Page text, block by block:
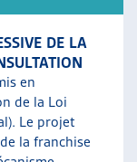
DE LA
en
de la Loi
Le projet
la franchise